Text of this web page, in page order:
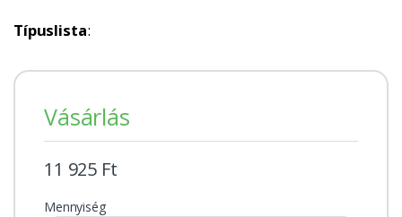
Típuslista:
Vásárlás
11 925 Ft
Mennyiség